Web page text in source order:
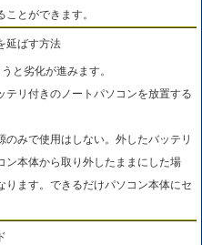
とができます。
延ばす方法
と劣化が進みます。
リ付きのノートパソコンを放置する
みで使用はしない。外したバッテリ
ン本体から取り外したままにした場
ます。できるだけパソコン本体にセ